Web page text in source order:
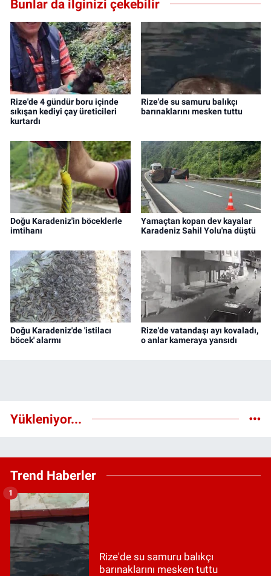
Bunlar da ilginizi çekebilir
Rize'de 4 gündür boru içinde
sıkışan kediyi çay üreticileri
kurtardı
Rize'de su samuru balıkçı
barınaklarını mesken tuttu
Doğu Karadeniz'in böceklerle
imtihanı
Yamaçtan kopan dev kayalar
Karadeniz Sahil Yolu'na düştü
Doğu Karadeniz'de 'istilacı
böcek' alarmı
Rize'de vatandaşı ayı kovaladı,
o anlar kameraya yansıdı
Yükleniyor...
Trend Haberler
Rize'de su samuru balıkçı
barınaklarını mesken tuttu
1